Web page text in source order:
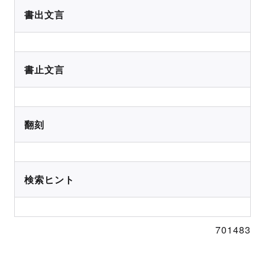
書出文言
書止文言
翻刻
検索ヒント
701483